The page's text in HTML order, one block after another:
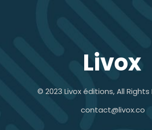
Livox
© 2023 Livox éditions, All
contact@livox.co